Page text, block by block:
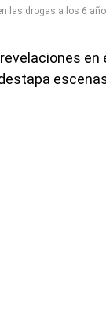
las drogas a los 6
en